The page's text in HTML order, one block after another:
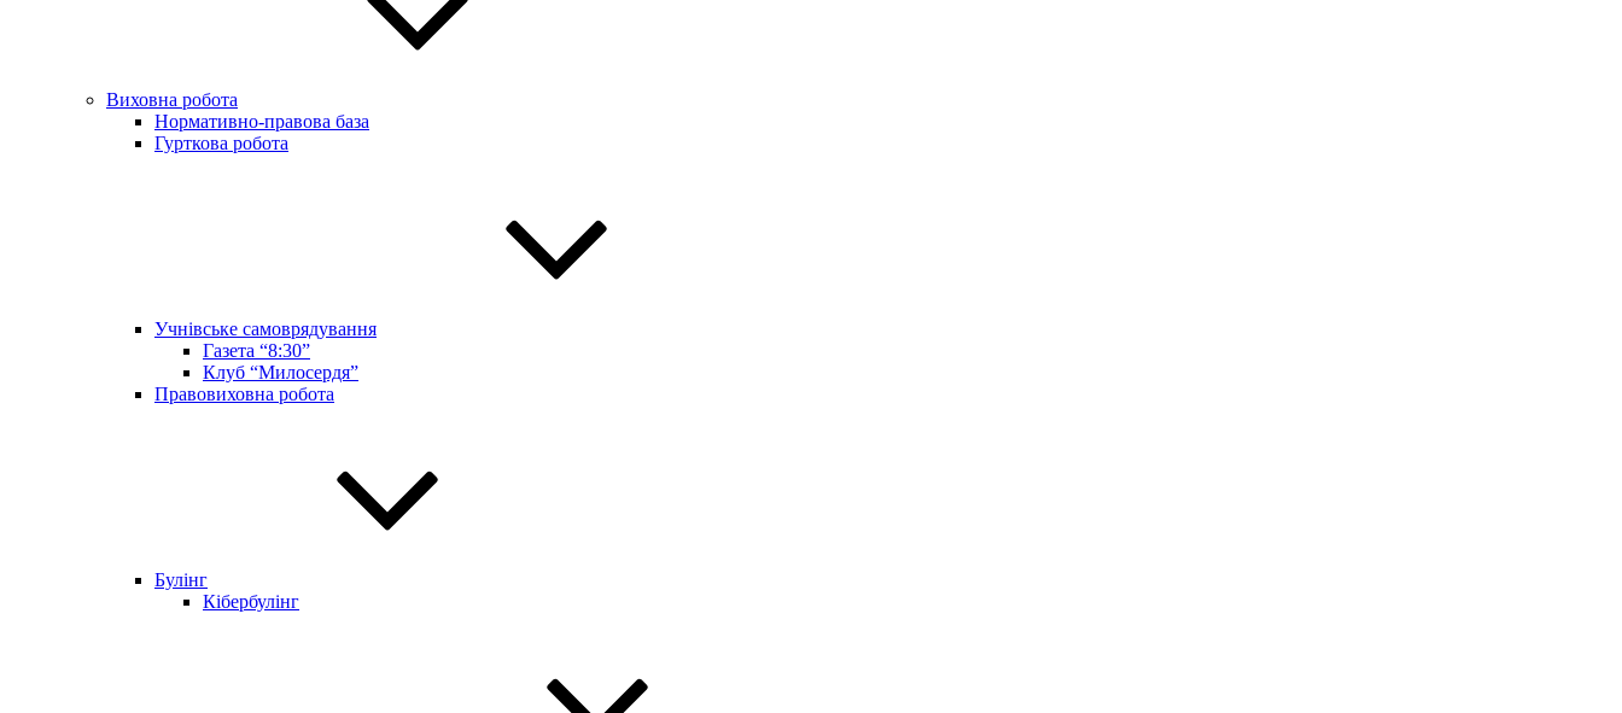
Виховна робота
Нормативно-правова база
Гурткова робота
Учнівське самоврядування
Газета “8:30”
Клуб “Милосердя”
Правовиховна робота
Булінг
Кібербулінг